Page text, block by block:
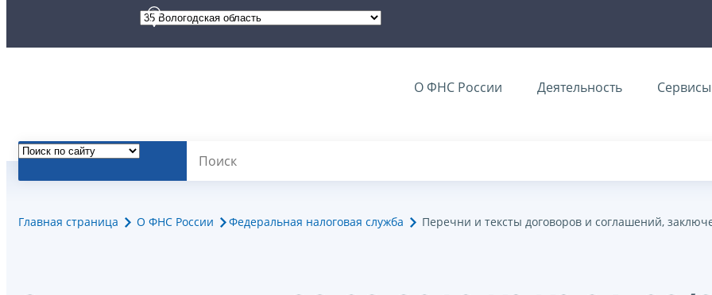
О ФНС России Деятельность Сервисы
Главная страница О ФНС России Федеральная налоговая служба Перечни и тексты договоров и соглашений,